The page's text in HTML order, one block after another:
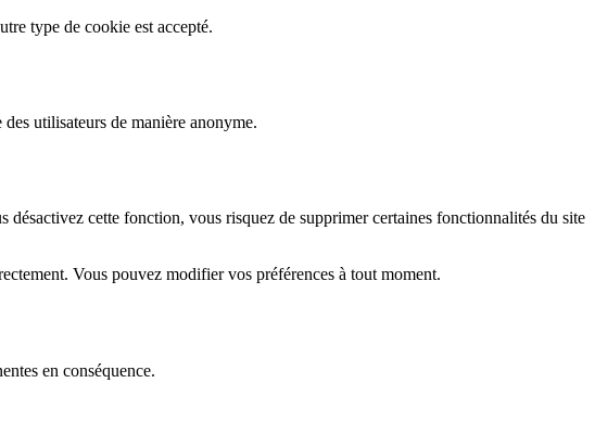
type de cookie est accepté.
utilisateurs de manière anonyme.
cette fonction, vous risquez de supprimer certaines fonctionnalités du site
Vous pouvez modifier vos préférences à tout moment.
en conséquence.